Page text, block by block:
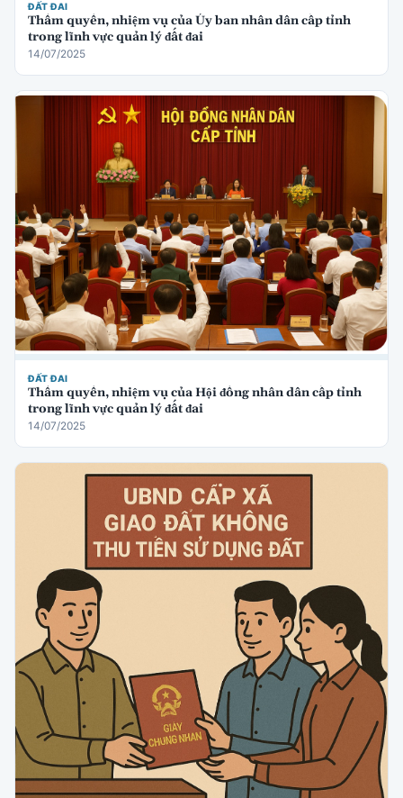
ĐẤT ĐAI
Thẩm quyền, nhiệm vụ của Ủy ban nhân dân cấp tỉnh
trong lĩnh vực quản lý đất đai
14/07/2025
ĐẤT ĐAI
Thẩm quyền, nhiệm vụ của Hội đồng nhân dân cấp tỉnh
trong lĩnh vực quản lý đất đai
14/07/2025